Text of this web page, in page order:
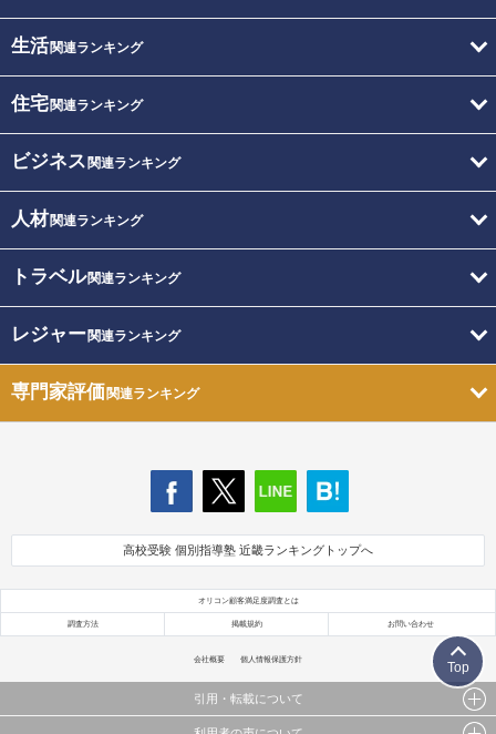
生活関連ランキング
住宅関連ランキング
ビジネス 関連ランキング
人材関連ランキング
トラベル関連ランキング
レジャー関連ランキング
専門家評価関連ランキング
高校受験 個別指導塾 近畿ランキングトップへ
オリコン顧客満足度調査とは
調査方法 掲載規約 お問い合わせ
会社概要 個人情報保護方針
引用・転載について
Top